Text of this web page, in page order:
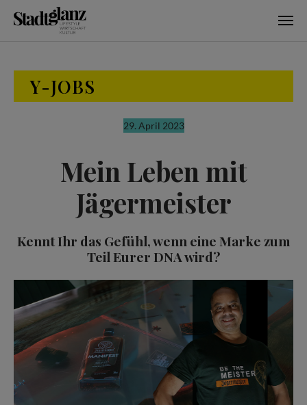
Y-JOBS
29. April 2023
Mein Leben mit
Jägermeister
Kennt Ihr das Gefühl, wenn eine Marke zum
Teil Eurer DNA wird?